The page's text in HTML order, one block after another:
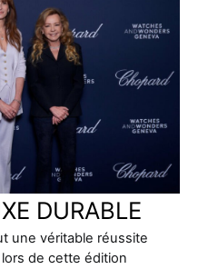
DURABLE
une véritable réussite
de cette édition